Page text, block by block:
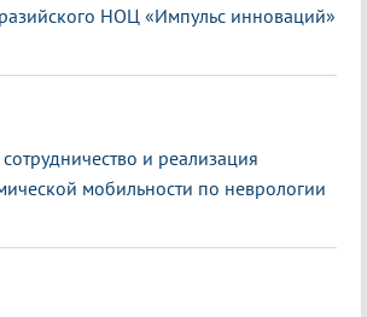
НОЦ «Импульс инноваций»
и реализация
мобильности по неврологии